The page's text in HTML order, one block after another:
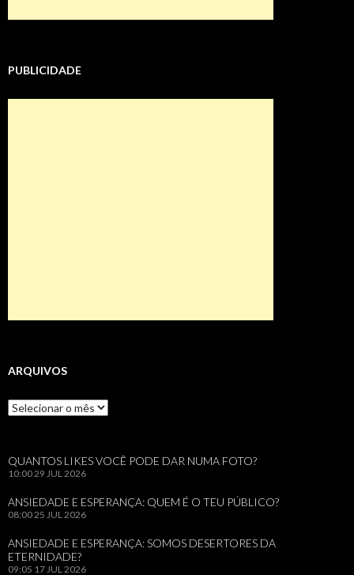
PUBLICIDADE
ARQUIVOS
Arquivos
QUANTOS LIKES VOCÊ PODE DAR NUMA FOTO?
10:00 29 JUL 2026
ANSIEDADE E ESPERANÇA: QUEM É O TEU PÚBLICO?
08:00 25 JUL 2026
ANSIEDADE E ESPERANÇA: SOMOS DESERTORES DA
ETERNIDADE?
09:05 17 JUL 2026